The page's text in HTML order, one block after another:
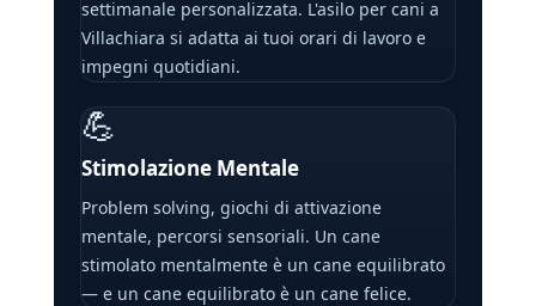
settimanale personalizzata. L'asilo per cani a
Villachiara si adatta ai tuoi orari di lavoro e
impegni quotidiani.
💪
Stimolazione Mentale
Problem solving, giochi di attivazione
mentale, percorsi sensoriali. Un cane
stimolato mentalmente è un cane equilibrato
— e un cane equilibrato è un cane felice.